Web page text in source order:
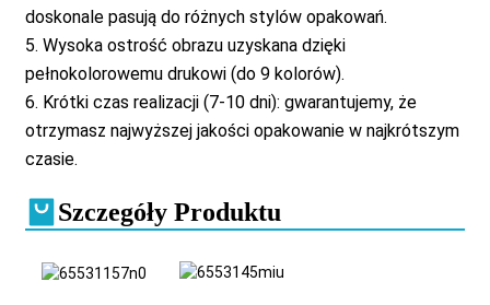
doskonale pasują do różnych stylów opakowań.
5. Wysoka ostrość obrazu uzyskana dzięki
pełnokolorowemu drukowi (do 9 kolorów).
6. Krótki czas realizacji (7-10 dni): gwarantujemy, że
otrzymasz najwyższej jakości opakowanie w najkrótszym
czasie.
Szczegóły Produktu